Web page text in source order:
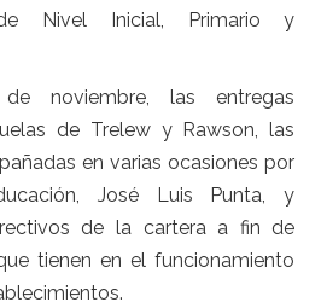
de Nivel Inicial, Primario y
noviembre, las entregas
de Trelew y Rawson, las
en varias ocasiones por
José Luis Punta, y
de la cartera a fin de
tienen en el funcionamiento